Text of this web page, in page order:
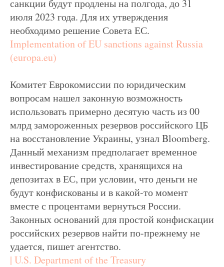
санкции будут продлены на полгода, до 31
июля 2023 года. Для их утверждения
необходимо решение Совета ЕС.
Implementation of EU sanctions against Russia
(europa.eu)
Комитет Еврокомиссии по юридическим
вопросам нашел законную возможность
использовать примерно десятую часть из 00
млрд замороженных резервов российского ЦБ
на восстановление Украины, узнал Bloomberg.
Данный механизм предполагает временное
инвестирование средств, хранящихся на
депозитах в ЕС, при условии, что деньги не
будут конфискованы и в какой-то момент
вместе с процентами вернуться России.
Законных оснований для простой конфискации
российских резервов найти по-прежнему не
удается, пишет агентство.
| U.S. Department of the Treasury